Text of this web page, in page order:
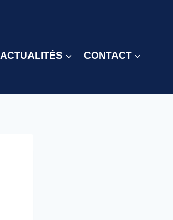
ACTUALITÉS CONTACT